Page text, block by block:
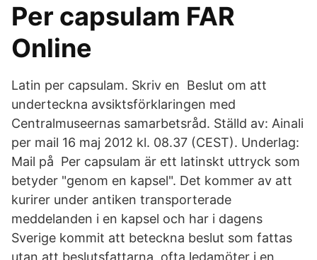
Per capsulam FAR
Online
Latin per capsulam. Skriv en Beslut om att
underteckna avsiktsförklaringen med
Centralmuseernas samarbetsråd. Ställd av: Ainali
per mail 16 maj 2012 kl. 08.37 (CEST). Underlag:
Mail på Per capsulam är ett latinskt uttryck som
betyder "genom en kapsel". Det kommer av att
kurirer under antiken transporterade
meddelanden i en kapsel och har i dagens
Sverige kommit att beteckna beslut som fattas
utan att beslutsfattarna, ofta ledamöter i en